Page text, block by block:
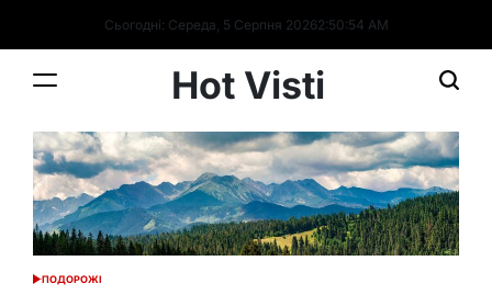
вмісту
Сьогодні: Середа, 5 Серпня 20262:50:54 AM
Hot Visti
ОПУБЛІКУВАТИ
ПОДОРОЖІ